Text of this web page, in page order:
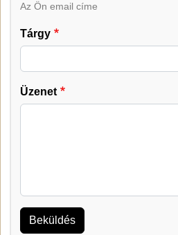
Az Ön email címe
Tárgy
Üzenet